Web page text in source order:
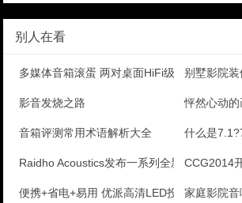
别人在看
多媒体音箱滚蛋 两对桌面HiFi级近场监听音
别墅影院
影音发烧之路 怦然心动
音箱评测常用术语解析大全 什么是
Raidho Acoustics发布一系列全新音箱CCG2014
便携+省电+易用 优派高清LED投影评测
家庭影院